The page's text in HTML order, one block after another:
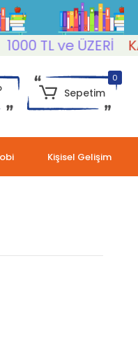
TL ve ÜZERİ
0
Sepetim
Kişisel Gelişim